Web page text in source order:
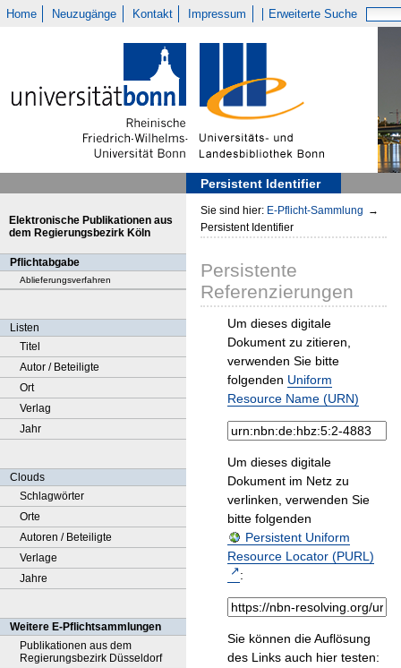
Home Neuzugänge Kontakt Impressum Erweiterte Suche
Persistent Identifier
Elektronische Publikationen aus
dem Regierungsbezirk Köln
Pflichtabgabe
Ablieferungsverfahren
Listen
Titel
Autor / Beteiligte
Ort
Verlag
Jahr
Clouds
Schlagwörter
Orte
Autoren / Beteiligte
Verlage
Jahre
Weitere E-Pflichtsammlungen
Publikationen aus dem
Regierungsbezirk Düsseldorf
Sie sind hier: E-Pflicht-Sammlung →
Persistent Identifier
Persistente
Referenzierungen
Um dieses digitale
Dokument zu zitieren,
verwenden Sie bitte
folgenden Uniform
Resource Name (URN)
Um dieses digitale
Dokument im Netz zu
verlinken, verwenden Sie
bitte folgenden
Persistent Uniform
Resource Locator (PURL)
:
Sie können die Auflösung
des Links auch hier testen: